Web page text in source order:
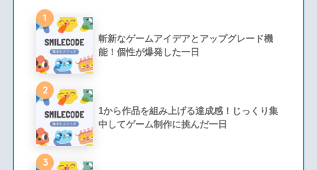
1
斬新なゲームアイデアとアップグレード機
能！個性が爆発した一日
2
1から作品を組み上げる達成感！じっくり集
中してゲーム制作に挑んだ一日
3